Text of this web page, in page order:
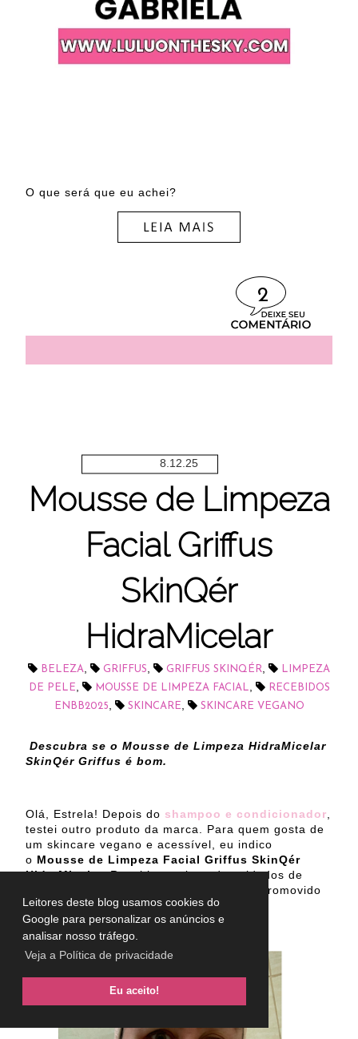
Leitores deste blog usamos cookies do
Google para personalizar os anúncios e
analisar nosso tráfego.
Veja a Política de privacidade
Eu aceito!
O que será que eu achei?
2
8.12.25
Mousse de Limpeza
Facial Griffus
SkinQér
HidraMicelar
BELEZA GRIFFUS GRIFFUS SKINQÉR
LIMPEZA
DE PELE
MOUSSE DE LIMPEZA FACIAL
RECEBIDOS
ENBB2025
SKINCARE SKINCARE VEGANO
Descubra se o Mousse de Limpeza HidraMicelar
SkinQér Griffus é bom.
Olá, Estrela! Depois do shampoo e condicionador
testei outro produto da marca. Para quem gosta de
um skincare vegano e acessível, eu indico
o Mousse de Limpeza Facial Griffus SkinQér
HidraMicelar.Recebi esse item de cuidados de
, promovido
pela SV Assessoria,